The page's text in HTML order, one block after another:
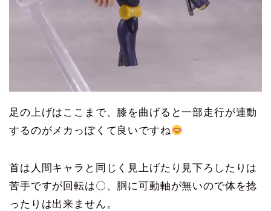
足の上げはここまで、膝を曲げると一部走行が連動
するのがメカっぽくて良いですね
首は人間キャラと同じく見上げたり見下ろしたりは
苦手ですが回転は〇、胴に可動軸が無いので体を捻
ったりは出来ません。